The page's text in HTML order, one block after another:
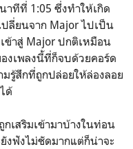
าทีที่ 1:05 ซึ่งทำให้เกิด
ลี่ยนจาก Major ไปเป็น
ข้าสู่ Major ปกติเหมือน
งเพลงนี้ที่ก็จบด้วยคอร์ด
รู้สึกที่ถูกปล่อยให้ล่องลอย
ด้
เสริมเข้ามาบ้างในท่อน
งฟังไม่ชัดมากแต่ก็น่าจะ